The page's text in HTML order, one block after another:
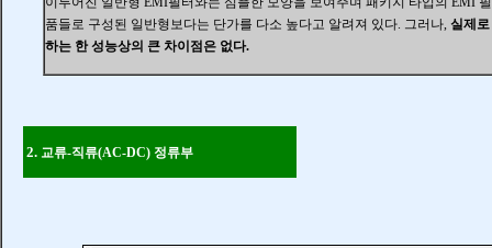
품들로 구성된 일반형보다는 단가를 다소 높다고 알려져 있다. 그러나, 실제
하는 한 성능상의 큰 차이점은 없다.
2. 교류-직류(AC-DC) 정류부